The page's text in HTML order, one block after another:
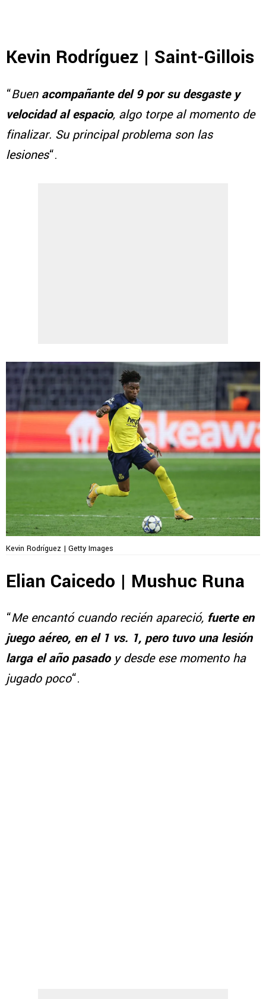
Kevin Rodríguez | Saint-Gillois
“Buen acompañante del 9 por su desgaste y
velocidad al espacio, algo torpe al momento de
finalizar. Su principal problema son las
lesiones“.
Kevin Rodríguez | Getty Images
Elian Caicedo | Mushuc Runa
“Me encantó cuando recién apareció, fuerte en
juego aéreo, en el 1 vs. 1, pero tuvo una lesión
larga el año pasadoy desde ese momento ha
jugado poco“.